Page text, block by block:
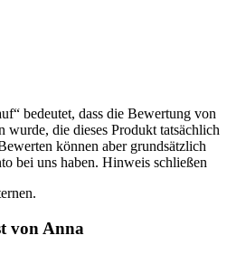
bedeutet, dass die Bewertung von
wurde, die dieses Produkt tatsächlich
können aber grundsätzlich
bei uns haben. Hinweis schließen
von Anna